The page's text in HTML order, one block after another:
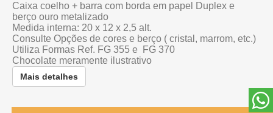
Caixa coelho + barra com borda em papel Duplex e
berço ouro metalizado
Medida interna: 20 x 12 x 2,5 alt.
Consulte Opções de cores e berço ( cristal, marrom, etc.)
Utiliza Formas Ref. FG 355 e FG 370
Chocolate meramente ilustrativo
Mais detalhes